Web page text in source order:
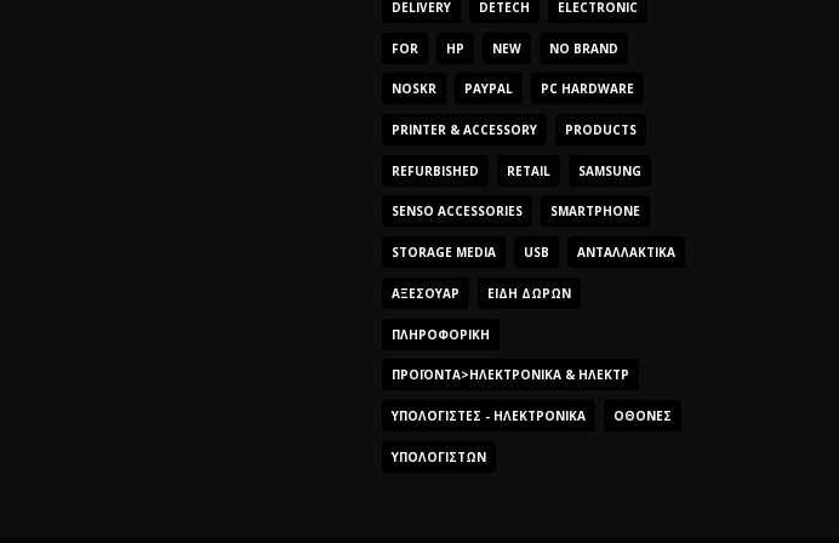
DELIVERY DETECH ELECTRONIC
FOR HP NEW NO BRAND
NOSKR PAYPAL PC HARDWARE
PRINTER & ACCESSORY PRODUCTS
REFURBISHED RETAIL SAMSUNG
SENSO ACCESSORIES SMARTPHONE
STORAGE MEDIA USB ΑΝΤΑΛΛΑΚΤΙΚΆ
ΑΞΕΣΟΥΆΡ ΕΊΔΗ ΔΏΡΩΝ
ΠΛΗΡΟΦΟΡΙΚΉ
ΠΡΟΪΌΝΤΑ>ΗΛΕΚΤΡΟΝΙΚΆ & ΗΛΕΚΤΡ
ΥΠΟΛΟΓΙΣΤΈΣ - ΗΛΕΚΤΡΟΝΙΚΆ ΟΘΌΝΕΣ
ΥΠΟΛΟΓΙΣΤΏΝ